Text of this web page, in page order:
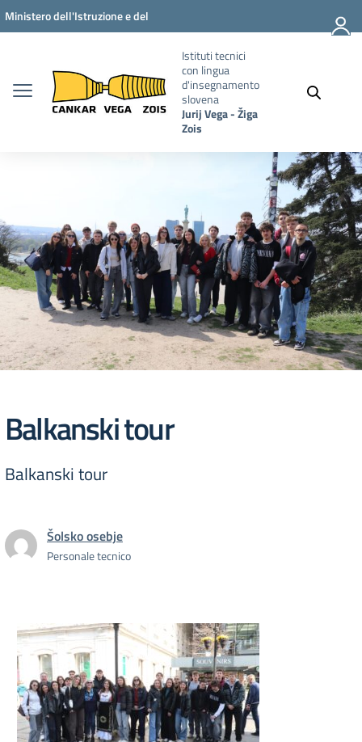
Vai ai contenuti
Vai al menu di navigazione
Vai al footer
Ministero dell'Istruzione e del
Istituti tecnici
con lingua
d'insegnamento
slovena
Jurij Vega - Žiga
Zois
Balkanski tour
Balkanski tour
Šolsko osebje
Personale tecnico